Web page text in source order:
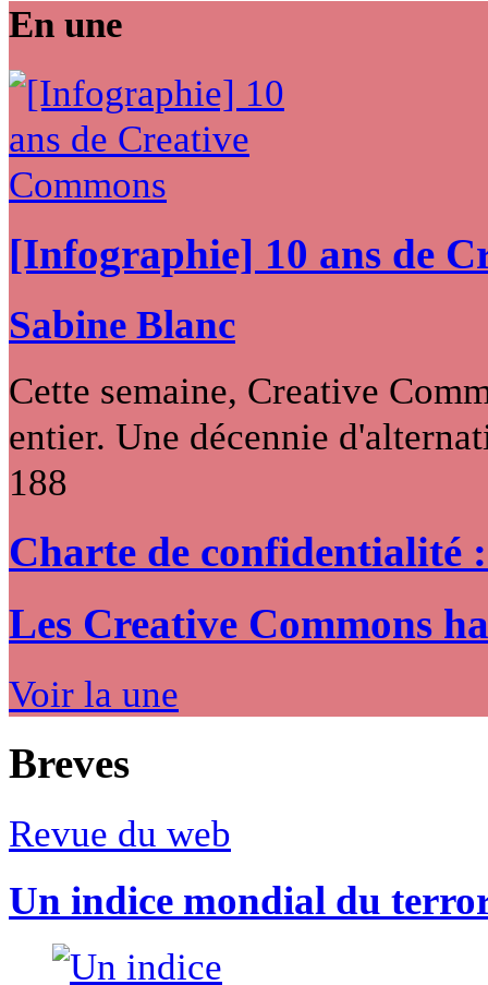
En une
[Infographie] 10 ans de
Sabine Blanc
Cette semaine, Creative
entier. Une décennie
188
Charte de confidentialité
Les Creative Commons
Voir la une
Breves
Revue du web
Un indice mondial du